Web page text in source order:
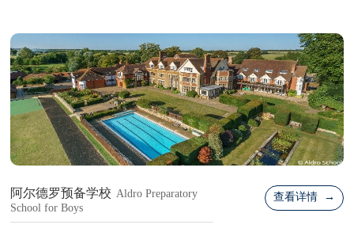
阿尔德罗预备学校 Aldro Preparatory
School for Boys
查看详情 →